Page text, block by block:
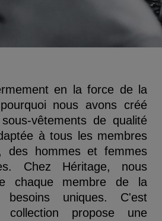
en la force de la
nous avons créé
vêtements de qualité
à tous les membres
des hommes et femmes
Chez Héritage, nous
chaque membre de la
uniques. C'est
collection propose une